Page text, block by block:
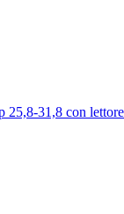
25,8-31,8 con lettore